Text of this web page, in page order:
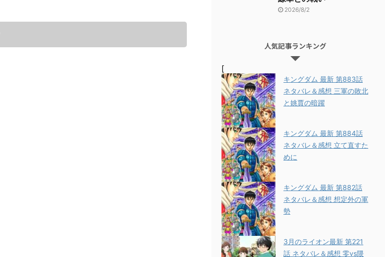
2026/8/2
人気記事ランキング
[
キングダム 最新 第883話
ネタバレ＆感想 三軍の敗北
と姚賈の暗躍
キングダム 最新 第884話
ネタバレ＆感想 立て直すた
めに
キングダム 最新 第882話
ネタバレ＆感想 想定外の軍
勢
3月のライオン最新 第221
話 ネタバレ＆感想 零vs隈